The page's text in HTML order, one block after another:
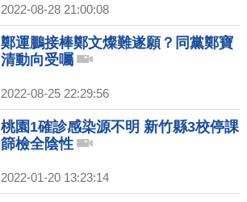
2022-08-28 21:00:08
鄭運鵬接棒鄭文燦難遂願？同黨鄭寶
清動向受囑
2022-08-25 22:29:56
桃園1確診感染源不明 新竹縣3校停課
篩檢全陰性
2022-01-20 13:23:14